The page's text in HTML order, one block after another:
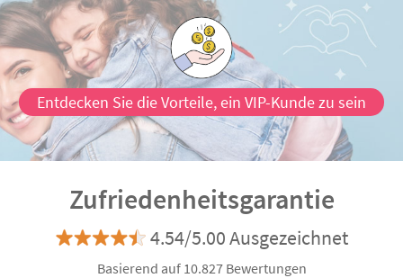
Entdecken Sie die Vorteile, ein VIP-Kunde zu sein
Zufriedenheitsgarantie
4.54/5.00 Ausgezeichnet
Basierend auf 10.827 Bewertungen